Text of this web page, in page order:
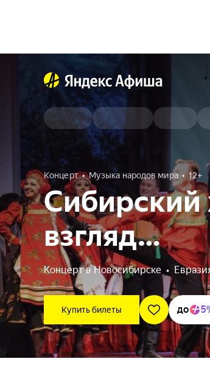
Концерт Музыка народов мира 12+
Сибирский
взгляд…
Концерт в Новосибирске •
Купить билеты до